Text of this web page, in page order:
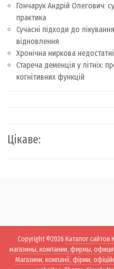
Гончарук Андрій Олегович:
практика
Сучасні підходи до
відновлення
Хронічна ниркова
Стареча деменція у літніх:
когнітивних функцій
Цікаве:
Copyright ©2026 Каталог сайтов
магазины, компании, фирмы,
Магазини, компанії, фірми,